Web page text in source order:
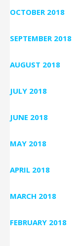
OCTOBER 2018
SEPTEMBER 2018
AUGUST 2018
JULY 2018
JUNE 2018
MAY 2018
APRIL 2018
MARCH 2018
FEBRUARY 2018